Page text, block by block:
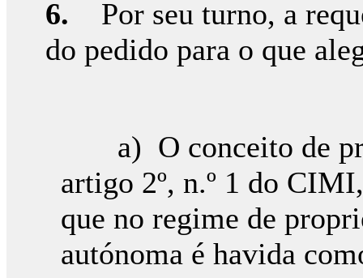
6. Por seu turno, a
do pedido para o que
a) O conceito de
artigo 2º, n.º 1 do
que no regime de
autónoma é havida